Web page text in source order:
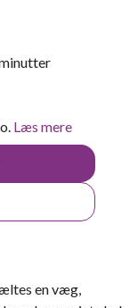
Læs mere
en væg,